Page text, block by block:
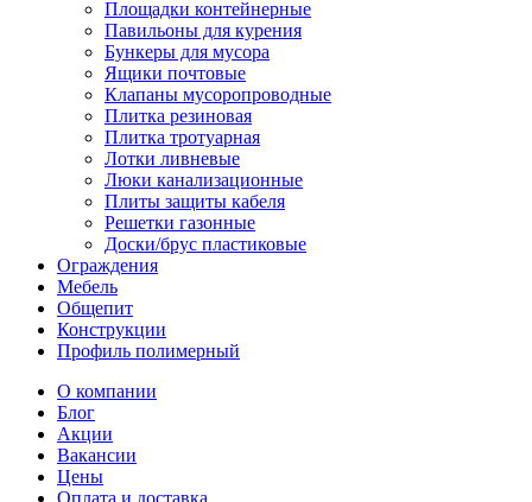
Площадки контейнерные
Павильоны для курения
Бункеры для мусора
Ящики почтовые
Клапаны мусоропроводные
Плитка резиновая
Плитка тротуарная
Лотки ливневые
Люки канализационные
Плиты защиты кабеля
Решетки газонные
Доски/брус пластиковые
Ограждения
Мебель
Общепит
Конструкции
Профиль полимерный
О компании
Блог
Акции
Вакансии
Цены